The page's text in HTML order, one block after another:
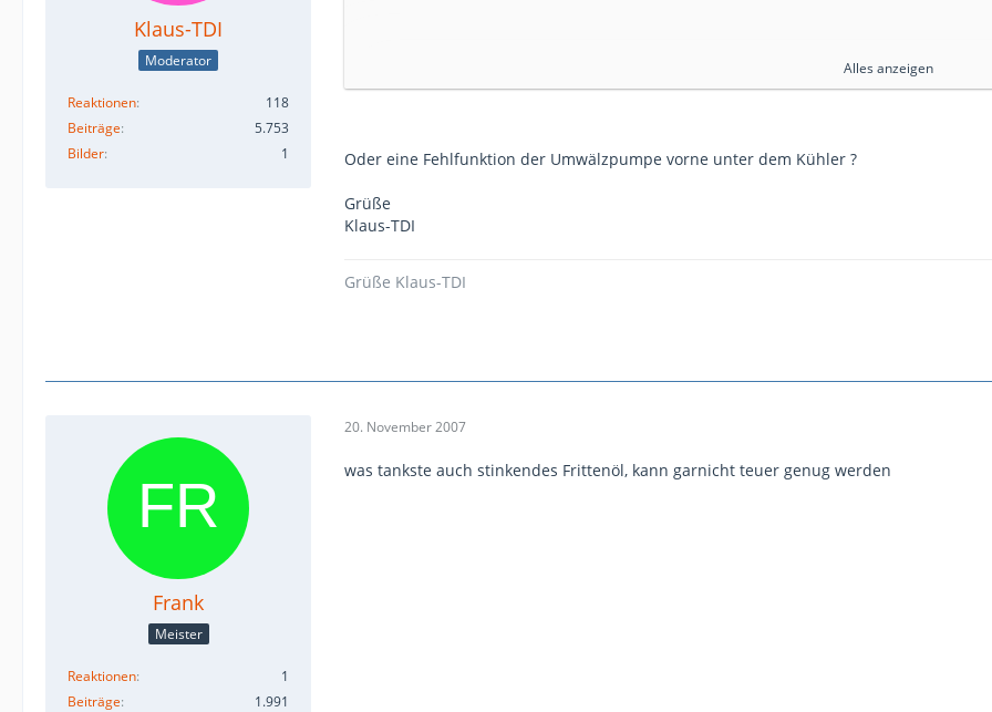
Klaus-TDI
Moderator
Reaktionen
118
Beiträge
5.753
Bilder
1
Alles anzeigen
Oder eine Fehlfunktion der Umwälzpumpe vorne unter dem Kühler ?
Grüße
Klaus-TDI
Grüße Klaus-TDI
Frank
Meister
Reaktionen
1
Beiträge
1.991
20. November 2007
was tankste auch stinkendes Frittenöl, kann garnicht teuer genug werden